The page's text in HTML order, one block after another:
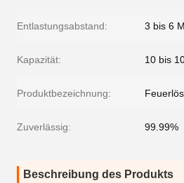
Entlastungsabstand: 3 bis 6 M
Kapazität: 10 bis
Produktbezeichnung:
Zuverlässig: 99.99%
Beschreibung des Produkts